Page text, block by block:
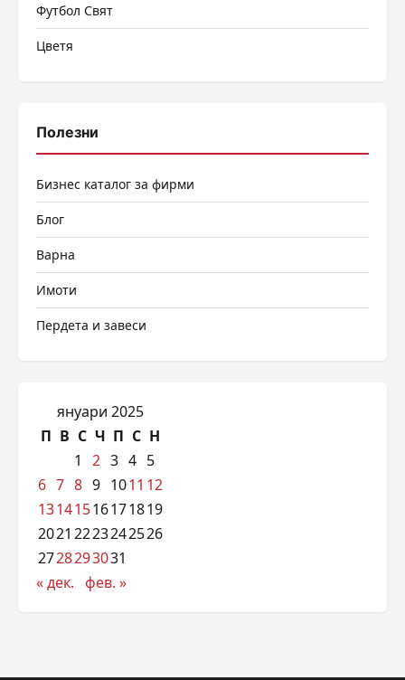
Футбол Свят
Цветя
Полезни
Бизнес каталог за фирми
Блог
Варна
Имоти
Пердета и завеси
януари 2025
П В С Ч П С Н
1
2 3 4 5
6 7 8 9 1011 12
13141516171819
2021 2223242526
2728293031
« дек. фев. »